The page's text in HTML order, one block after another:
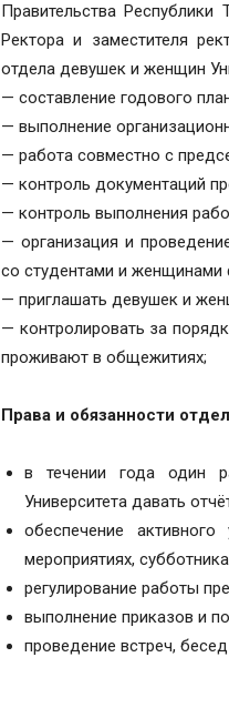
Правительства
Ректора и заместителя
отдела девушек и женщин
— составление годового
— выполнение
— работа совместно с
— контроль документаций
— контроль выполнения
— организация и
со студентами и женщинами
— приглашать девушек и
— контролировать за
проживают в общежитиях;
Права и обязанности
в течении года один
Университета давать
обеспечение
мероприятиях,
регулирование работы
выполнение приказов и
проведение встреч,